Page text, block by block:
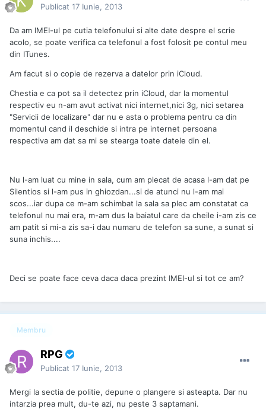
Publicat 17 Iunie, 2013
Da am IMEI-ul pe cutia telefonului si alte date despre el scrie
acolo, se poate verifica ca telefonul a fost folosit pe contul meu
din ITunes.
Am facut si o copie de rezerva a datelor prin iCloud.
Chestia e ca pot sa il detectez prin iCloud, dar la momentul
respectiv eu n-am avut activat nici internet,nici 3g, nici setarea
"Servicii de localizare" dar nu e asta o problema pentru ca din
momentul cand il deschide si intra pe internet persoana
respectiva am dat sa mi se stearga toate datele din el.
Nu l-am luat cu mine in sala, cum am plecat de acasa l-am dat pe
Silentios si l-am pus in ghiozdan...si de atunci nu l-am mai
scos...iar dupa ce m-am schimbat la sala sa plec am constatat ca
telefonul nu mai era, m-am dus la baiatul care da cheile i-am zis ce
am patit si mi-a zis sa-i dau numaru de telefon sa sune, a sunat si
suna inchis....
Deci se poate face ceva daca daca prezint IMEI-ul si tot ce am?
Membru
RPG
Publicat 17 Iunie, 2013
Mergi la sectia de politie, depune o plangere si asteapta. Dar nu
intarzia prea mult, du-te azi, nu peste 3 saptamani.